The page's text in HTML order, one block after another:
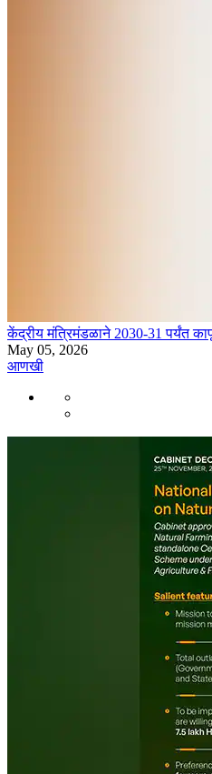
केंद्रीय मंत्रिमंडळाने 2030-31 पर्यंत
May 05, 2026
आणखी